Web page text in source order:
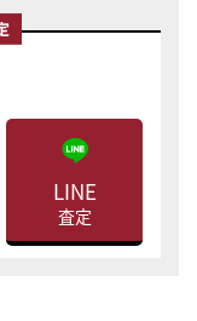
LINE
査定